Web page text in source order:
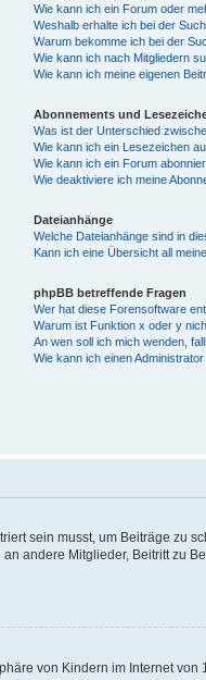
Wie kann ich ein Forum oder
Weshalb erhalte ich bei der
Warum bekomme ich bei der
Wie kann ich nach Mitgliedern
Wie kann ich meine eigenen
Abonnements und
Was ist der Unterschied
Wie kann ich ein Lesezeichen
Wie kann ich ein Forum
Wie deaktiviere ich meine
Dateianhänge
Welche Dateianhänge sind in
Kann ich eine Übersicht all
phpBB betreffende Fragen
Wer hat diese Forensoftware
Warum ist Funktion x oder y
An wen soll ich mich wenden,
Wie kann ich einen
sein musst, um Beiträge zu
andere Mitglieder, Beitritt zu
von Kindern im Internet